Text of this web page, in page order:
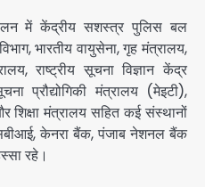
में केंद्रीय सशस्त्र पुलिस बल
भारतीय वायुसेना, गृह मंत्रालय,
राष्ट्रीय सूचना विज्ञान केंद्र
प्रौद्योगिकी मंत्रालय (मेइटी),
शिक्षा मंत्रालय सहित कई संस्थानों
केनरा बैंक, पंजाब नेशनल बैंक
रहे।